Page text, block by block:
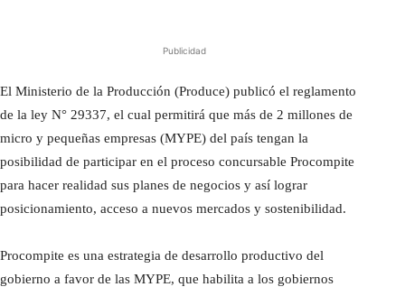
Publicidad
El Ministerio de la Producción (Produce) publicó el reglamento
de la ley N° 29337, el cual permitirá que más de 2 millones de
micro y pequeñas empresas (MYPE) del país tengan la
posibilidad de participar en el proceso concursable Procompite
para hacer realidad sus planes de negocios y así lograr
posicionamiento, acceso a nuevos mercados y sostenibilidad.
Procompite es una estrategia de desarrollo productivo del
gobierno a favor de las MYPE, que habilita a los gobiernos